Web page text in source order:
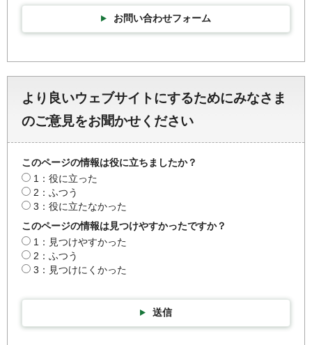
お問い合わせフォーム
より良いウェブサイトにするためにみなさま
のご意見をお聞かせください
このページの情報は役に立ちましたか？
1：役に立った
2：ふつう
3：役に立たなかった
このページの情報は見つけやすかったですか？
1：見つけやすかった
2：ふつう
3：見つけにくかった
送信